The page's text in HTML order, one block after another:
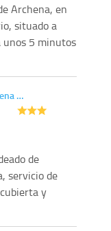
Archena, en
situado a
unos 5 minutos
…
de
servicio de
y